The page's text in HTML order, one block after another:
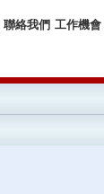
聯絡我們 工作機會